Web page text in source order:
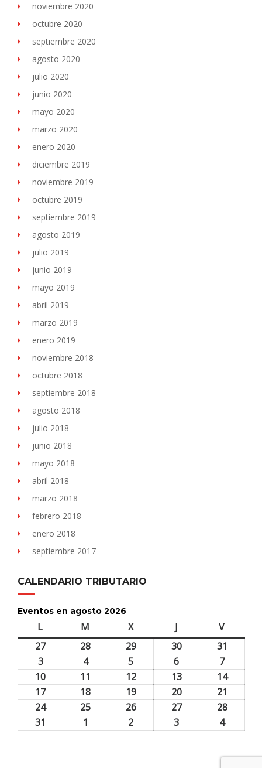
noviembre 2020
octubre 2020
septiembre 2020
agosto 2020
julio 2020
junio 2020
mayo 2020
marzo 2020
enero 2020
diciembre 2019
noviembre 2019
octubre 2019
septiembre 2019
agosto 2019
julio 2019
junio 2019
mayo 2019
abril 2019
marzo 2019
enero 2019
noviembre 2018
octubre 2018
septiembre 2018
agosto 2018
julio 2018
junio 2018
mayo 2018
abril 2018
marzo 2018
febrero 2018
enero 2018
septiembre 2017
CALENDARIO TRIBUTARIO
Eventos en agosto 2026
L M Xmiércoles J Vviernes
2727
28 2929
2026
3030
2026
31
2026
33
agosto,
2026
44
agosto,
2026
5
agosto,
2026
6
agosto,
2026
77
agosto,
2026
10
agosto,
2026
11 1212
agosto,
2026
1313
agosto,
2026
1414
2026
1717
agosto,
18 1919
agosto,
2020
agosto,
21
agosto,
2424
25 2626
2727
2828
31 1 2 3 44